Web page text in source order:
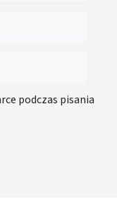
podczas pisania